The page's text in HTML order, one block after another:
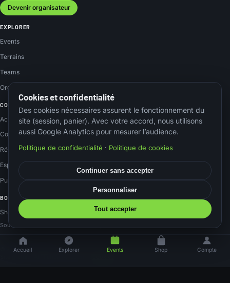
Devenir organisateur
EXPLORER
Events
Terrains
Teams
Organisateurs
COMMUNAUTÉ
Actus
Contact
Réseaux sociaux
Espace membre
Publier un event
BOUTIQUE
Shop Amazon
Soutenez le site via nos liens Amazon, sans surcoût.
© 2026 Airsoftnation
Accueil Explorer Events Shop Compte
Cookies et confidentialité
Des cookies nécessaires assurent le fonctionnement du
site (session, panier). Avec votre accord, nous utilisons
aussi Google Analytics pour mesurer l’audience.
Politique de confidentialité · Politique de cookies
Continuer sans accepter
Personnaliser
Tout accepter